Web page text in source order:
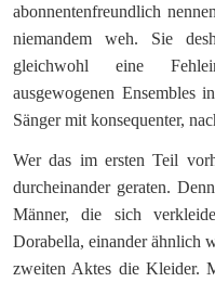
abonnentenfreundlich
niemandem weh. Sie
gleichwohl eine
ausgewogenen Ensembles
Sänger mit konsequenter,
Wer das im ersten Teil
durcheinander geraten.
Männer, die sich
Dorabella, einander ähnlich
zweiten Aktes die Kleider.